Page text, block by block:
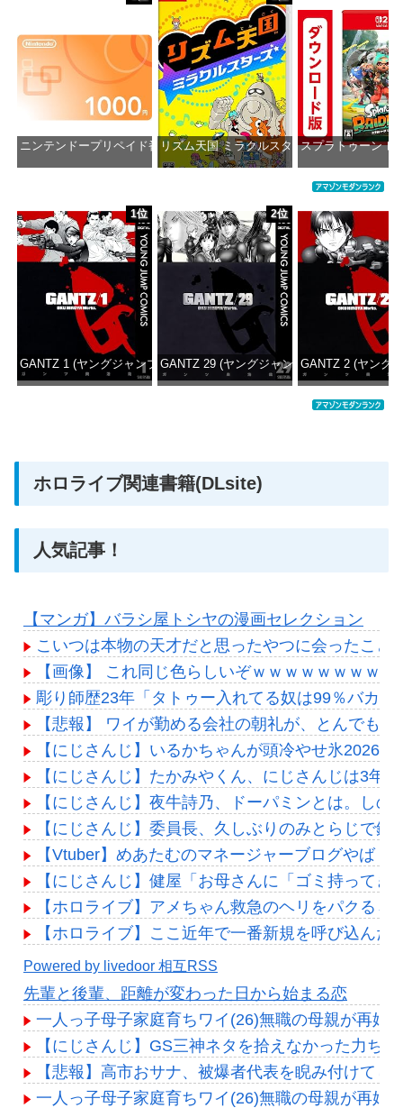
ニンテンドープリペイド番号 1000円|オンラインコード版
リズム天国 ミラクルスターズ -Switch
スプラトゥーン レ
1位
GANTZ 1 (ヤングジャンプコミックスDIGITAL)
2位
GANTZ 29 (ヤングジャンプコミックス
GANTZ 2 (ヤング
ホロライブ関連書籍(DLsite)
人気記事！
【マンガ】バラシ屋トシヤの漫画セレクション
こいつは本物の天才だと思ったやつに会ったこと
【画像】 これ同じ色らしいぞｗｗｗｗｗｗｗｗｗ
彫り師歴23年「タトゥー入れてる奴は99％バカ
【悲報】 ワイが勤める会社の朝礼が、とんでも
【にじさんじ】いるかちゃんが頭冷やせ氷2026
【にじさんじ】たかみやくん、にじさんじは3年
【にじさんじ】夜牛詩乃、ドーパミンとは。しの
【にじさんじ】委員長、久しぶりのみとらじで
【Vtuber】めあたむのマネージャーブログやば
【にじさんじ】健屋「お母さんに「ゴミ持って
【ホロライブ】アメちゃん救急のヘリをパクる→
【ホロライブ】ここ近年で一番新規を呼び込んだ
Powered by livedoor 相互RSS
先輩と後輩、距離が変わった日から始まる恋
一人っ子母子家庭育ちワイ(26)無職の母親が再婚
【にじさんじ】GS三神ネタを拾えなかった力
【悲報】高市おサナ、被爆者代表を睨み付けて
一人っ子母子家庭育ちワイ(26)無職の母親が再婚